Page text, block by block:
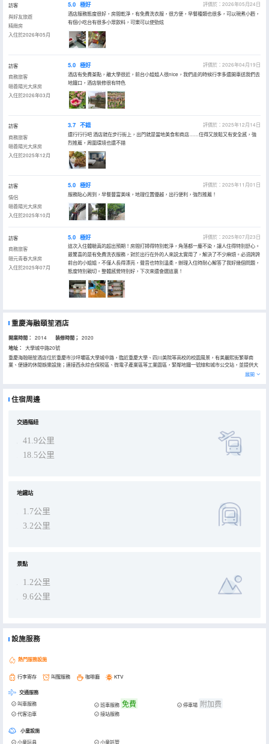
訪客
與好友旅遊
精緻房
入住於2026年05月
5.0 極好
評價於：2026年05月24日
酒店服務態度很好，房間乾淨，有免費洗衣服，很方便，早餐種類也很多，可以現煮小麪，
有個小吃台有很多小眾飲料，可樂可以使勁炫
訪客
商務旅客
頤養陽光大床房
入住於2026年03月
5.0 極好
評價於：2026年04月19日
酒店有免費茶點，離大學很近，前台小姐姐人很nice，我們走的時候行李多還開車送我們去
地鐵口，酒店裝修很有特色
訪客
商務旅客
頤養陽光大床房
入住於2025年12月
3.7 不錯
評價於：2025年12月14日
還行行行吧 酒店就在步行街上，出門就是當地美食和商店……住得又放鬆又有安全感，強
烈推薦，周圍環境也還不錯
訪客
情侶
頤養陽光大床房
入住於2025年10月
5.0 極好
評價於：2025年11月01日
服務貼心周到，早餐豐富美味，地理位置優越，出行便利，強烈推薦！
訪客
商務旅客
頤元青春大床房
入住於2025年07月
5.0 極好
評價於：2025年07月23日
這次入住體驗真的超出預期！房間打掃得特別乾淨，角落都一塵不染，讓人住得特別舒心。
最驚喜的是有免費洗衣服務，對於出行在外的人來説太實用了，解決了不少麻煩。必須誇誇
前台的小姐姐，不僅人長得漂亮，聲音也特別温柔，辦理入住時耐心解答了我好幾個問題，
態度特別親切。整體感覺特別好，下次來還會選這裏！
重慶海融頤笙酒店
開業時間： 2014 装修時間； 2020
地址：
大學城中路20號
重慶海融頤笙酒店位於重慶市沙坪壩區大學城中路，臨近重慶大學、四川美院等高校的校園風景，有美麗熙街繁華商
業、便捷的休閒娛樂設施；連接西永綜合保税區、微電子產業區等工業園區，緊鄰地鐵一號線和城市公交站，並提供大
酒店在一樓配有“頤笙三餐”精緻餐廳，不僅提供營養均衡的美味早餐，還有頤笙精心準備各種正餐菜品，及果飲，菜品
態環保，並配有品牌柔軟舒適的床上用品，品牌洗髮水等，酒店還特意為您準備了睡眠牛奶/酸奶、木桶泡腳等服務，希
笙酒店歡迎您！
展開
住宿周邊
交通樞紐
41.9公里
18.5公里
地鐵站
1.7公里
3.2公里
景點
1.2公里
9.6公里
設施服務
熱門服務設施
行李寄存 叫醒服務 咖啡廳 KTV
交通服務
叫車服務 班車服務 免費 停車場 附加费
代客泊車 接站服務
小童設施
小童玩具 小童託管